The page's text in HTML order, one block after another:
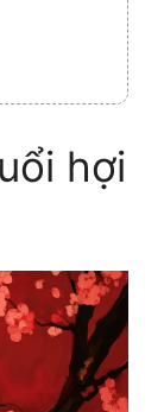
hợi